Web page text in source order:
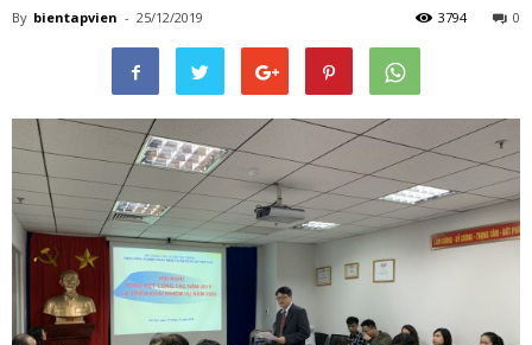
By bientapvien - 25/12/2019 0
3794